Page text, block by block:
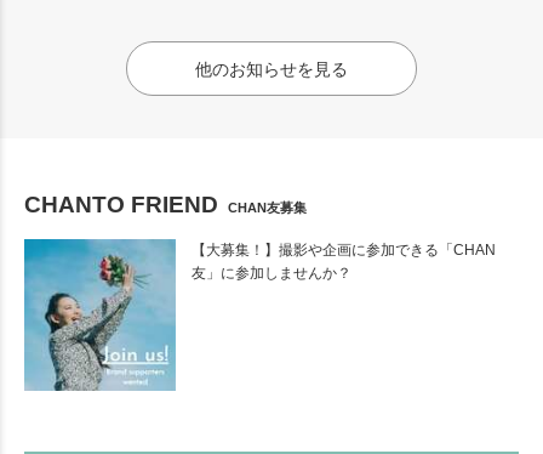
他のお知らせを見る
CHANTO FRIEND CHAN友募集
【大募集！】撮影や企画に参加できる「CHAN
友」に参加しませんか？